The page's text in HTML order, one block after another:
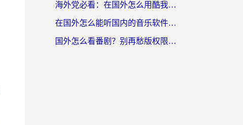
海外党必看：在国外怎么用酷我音乐听音乐？告别“地区不支持”的实用指南
在国外怎么能听国内的音乐软件？别让版权限制断了你的“中文歌单”
国外怎么看番剧？别再愁版权限制！一个工具解决所有回国追剧难题